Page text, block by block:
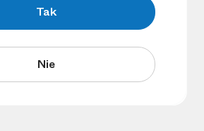
Tak
Nie